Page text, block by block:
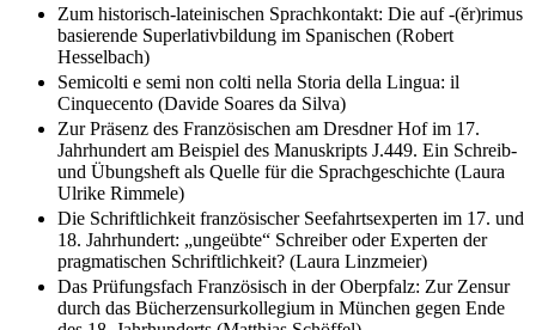
Zum historisch-lateinischen Sprachkontakt: Die auf -(ĕr)rimus
basierende Superlativbildung im Spanischen (Robert
Hesselbach)
Semicolti e semi non colti nella Storia della Lingua: il
Cinquecento (Davide Soares da Silva)
Zur Präsenz des Französischen am Dresdner Hof im 17.
Jahrhundert am Beispiel des Manuskripts J.449. Ein Schreib-
und Übungsheft als Quelle für die Sprachgeschichte (Laura
Ulrike Rimmele)
Die Schriftlichkeit französischer Seefahrtsexperten im 17. und
18. Jahrhundert: „ungeübte“ Schreiber oder Experten der
pragmatischen Schriftlichkeit? (Laura Linzmeier)
Das Prüfungsfach Französisch in der Oberpfalz: Zur Zensur
durch das Bücherzensurkollegium in München gegen Ende